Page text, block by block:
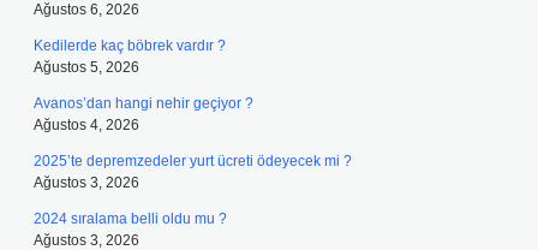
Ağustos 6, 2026
Kedilerde kaç böbrek vardır ?
Ağustos 5, 2026
Avanos’dan hangi nehir geçiyor ?
Ağustos 4, 2026
2025’te depremzedeler yurt ücreti ödeyecek mi ?
Ağustos 3, 2026
2024 sıralama belli oldu mu ?
Ağustos 3, 2026